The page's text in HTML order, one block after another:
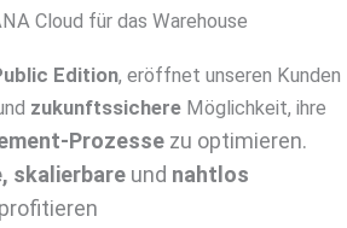
Cloud für das Warehouse
Edition, eröffnet unseren Kunden
zukunftssichere Möglichkeit, ihre
Prozesse zu optimieren.
skalierbare und nahtlos
profitieren